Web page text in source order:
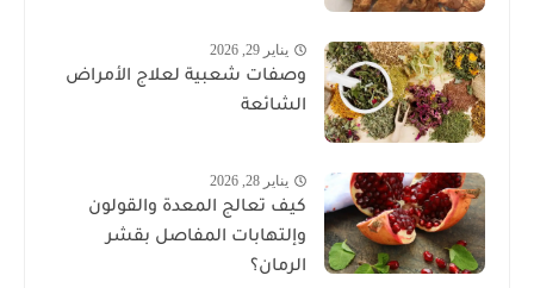
يناير 29, 2026
وصفات شعبية لعلاج الأمراض
الشائعة
يناير 28, 2026
كيف تعالج المعدة والقولون
وإلتهابات المفاصل بقشر
الرمان؟